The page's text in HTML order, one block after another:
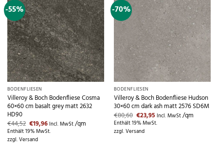
-55%
BODENFLIESEN
Villeroy & Boch Bodenfliese Cosma
60×60 cm basalt grey matt 2632
HD90
€44,52 Ursprünglicher
Preis
war:
€44,52
€19,96Aktueller
Preis
ist:
Incl. MwSt/qm
Enthält 19% MwSt.
zzgl.Versand
-70%
BODENFLIESEN
Villeroy & Boch Bodenfliese Hudson
30×60 cm dark ash matt 2576 SD6M
€80,60 Ursprünglicher
Preis
war:
€80,60
€23,95Aktueller
Preis
ist:
Incl. MwSt/qm
Enthält 19% MwSt.
zzgl.Versand